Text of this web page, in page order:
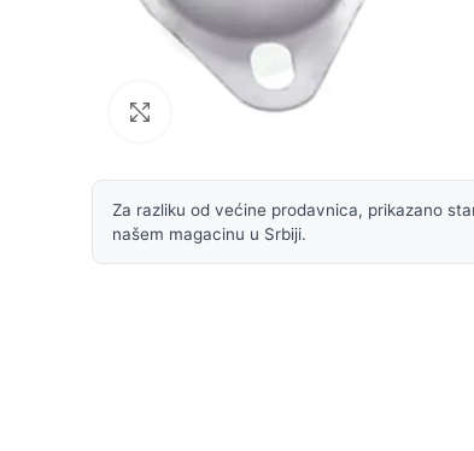
Uvećaj sliku
Za razliku od većine prodavnica, prikazano
našem magacinu u Srbiji.